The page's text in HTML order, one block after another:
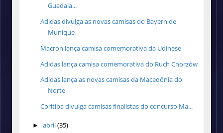
Guadala...
Adidas divulga as novas camisas do Bayern de
Munique
Macron lança camisa comemorativa da Udinese
Adidas lança camisa comemorativa do Ruch Chorzów
Adidas lança as novas camisas da Macedônia do
Norte
Coritiba divulga camisas finalistas do concurso Ma...
► abril(35)